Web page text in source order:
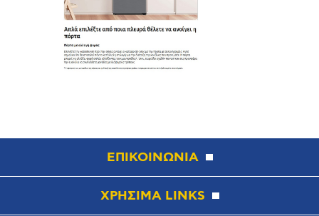
ΕΠΙΚΟΙΝΩΝΙΑ
ΧΡΗΣΙΜΑ LINKS